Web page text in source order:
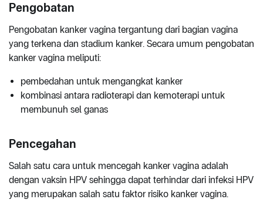
Pengobatan
Pengobatan kanker vagina tergantung dari bagian vagina
yang terkena dan stadium kanker. Secara umum pengobatan
kanker vagina meliputi:
pembedahan untuk mengangkat kanker
kombinasi antara radioterapi dan kemoterapi untuk
membunuh sel ganas
Pencegahan
Salah satu cara untuk mencegah kanker vagina adalah
dengan vaksin HPV sehingga dapat terhindar dari infeksi HPV
yang merupakan salah satu faktor risiko kanker vagina.